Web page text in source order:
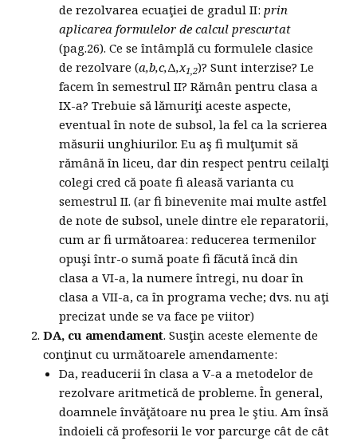
de rezolvarea ecuaţiei de gradul II:prin
aplicarea formulelor de calcul prescurtat
(pag.26). Ce se întâmplă cu formulele clasice
de rezolvare (a,b,c,Δ,x1,2)? Sunt interzise? Le
facem în semestrul II? Rămân pentru clasa a
IX-a? Trebuie să lămuriţi aceste aspecte,
eventual în note de subsol, la fel ca la scrierea
măsurii unghiurilor. Eu aş fi mulţumit să
rămână în liceu, dar din respect pentru ceilalţi
colegi cred că poate fi aleasă varianta cu
semestrul II. (ar fi binevenite mai multe astfel
de note de subsol, unele dintre ele reparatorii,
cum ar fi următoarea: reducerea termenilor
opuşi într-o sumă poate fi făcută încă din
clasa a VI-a, la numere întregi, nu doar în
clasa a VII-a, ca în programa veche; dvs. nu aţi
precizat unde se va face pe viitor)
DA, cu amendament. Susţin aceste elemente de
conţinut cu următoarele amendamente:
Da, readucerii în clasa a V-a a metodelor de
rezolvare aritmetică de probleme. În general,
doamnele învăţătoare nu prea le ştiu. Am însă
îndoieli că profesorii le vor parcurge cât de cât